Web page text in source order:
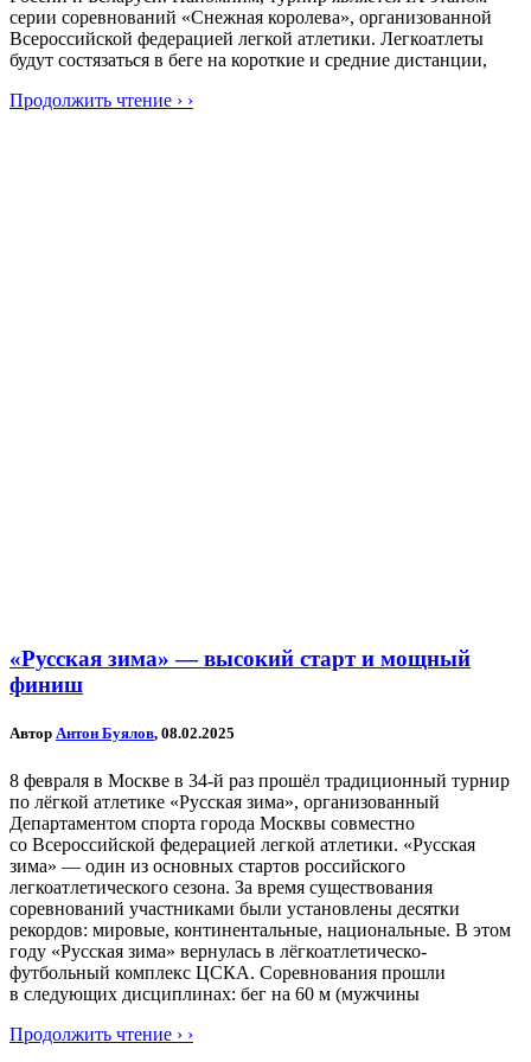
серии соревнований «Снежная королева», организованной
Всероссийской федерацией легкой атлетики. Легкоатлеты
будут состязаться в беге на короткие и средние дистанции,
Продолжить чтение › ›
«Русская зима» — высокий старт и мощный
финиш
Автор Антон Буялов, 08.02.2025
8 февраля в Москве в 34-й раз прошёл традиционный турнир
по лёгкой атлетике «Русская зима», организованный
Департаментом спорта города Москвы совместно
со Всероссийской федерацией легкой атлетики. «Русская
зима» — один из основных стартов российского
легкоатлетического сезона. За время существования
соревнований участниками были установлены десятки
рекордов: мировые, континентальные, национальные. В этом
году «Русская зима» вернулась в лёгкоатлетическо-
футбольный комплекс ЦСКА. Соревнования прошли
в следующих дисциплинах: бег на 60 м (мужчины
Продолжить чтение › ›